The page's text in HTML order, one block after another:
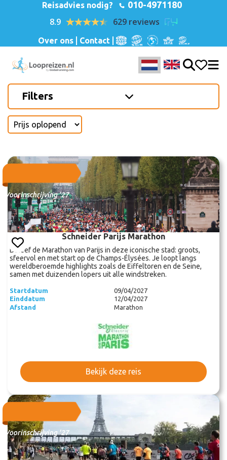
Reisadvies nodig? 010-4971180
8.9 629 reviews
Over ons Contact
Filters
Voorinschrijving '27
Schneider Parijs Marathon
Beleef de Marathon van Parijs in deze iconische stad: groots,
sfeervol en met start op de Champs-Élysées. Je loopt langs
wereldberoemde highlights zoals de Eiffeltoren en de Seine,
samen met duizenden lopers uit alle windstreken.
Startdatum
09/04/2027
Einddatum
12/04/2027
Afstand
Marathon
Bekijk deze reis
Voorinschrijving '27